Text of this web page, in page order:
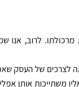
לרוב, אנו
לצרכים של העסק
משתייכות אותן